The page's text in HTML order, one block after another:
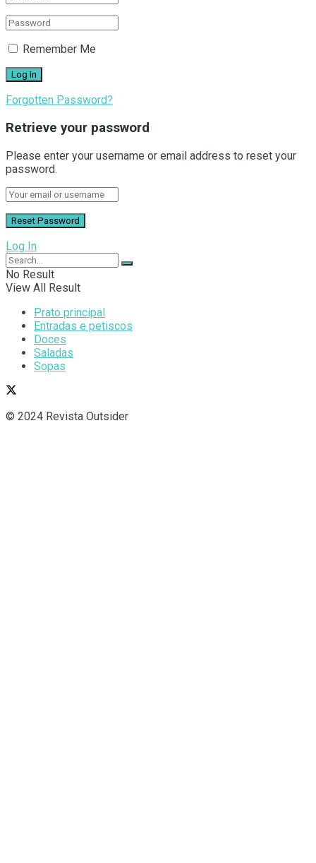
Remember Me
Forgotten Password?
Retrieve your password
Please enter your username or email address to reset your
password.
Log In
No Result
View All Result
Prato principal
Entradas e petiscos
Doces
Saladas
Sopas
© 2024 Revista Outsider